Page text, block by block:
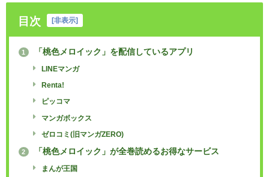
目次 [非表示]
1 「桃色メロイック」を配信しているアプリ
LINEマンガ
Renta!
ピッコマ
マンガボックス
ゼロコミ(旧マンガZERO)
2 「桃色メロイック」が全巻読めるお得なサービス
まんが王国